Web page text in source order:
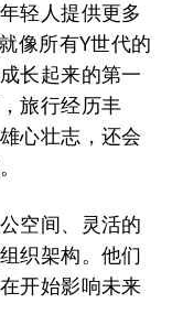
轻人提供更多
像所有Y世代的
长起来的第一
旅行经历丰
心壮志，还会
空间、灵活的
织架构。他们
开始影响未来